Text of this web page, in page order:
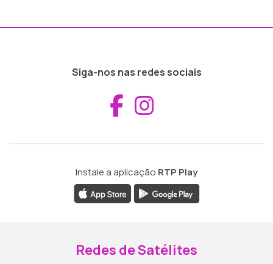
Siga-nos nas redes sociais
Aceder ao
Instale a aplicação RTP Play
Redes de Satélites